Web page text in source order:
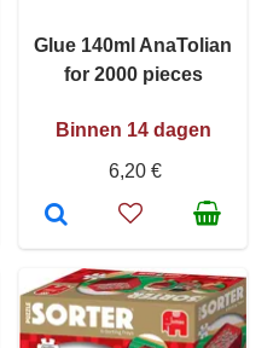
Glue 140ml AnaTolian
for 2000 pieces
Binnen 14 dagen
6,20 €